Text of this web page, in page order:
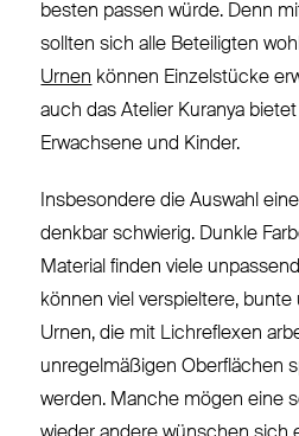
besten passen würde. Denn
sollten sich alle Beteiligten
Urnen können Einzelstücke
auch das Atelier Kuranya
Erwachsene und Kinder.
Insbesondere die Auswahl
denkbar schwierig. Dunkle
Material finden viele
können viel verspieltere,
Urnen, die mit Lichreflexen
unregelmäßigen Oberflächen
werden. Manche mögen eine